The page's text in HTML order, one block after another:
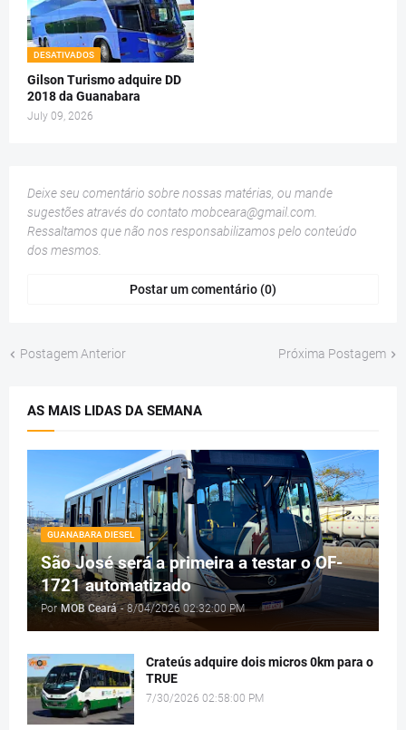
DESATIVADOS
Gilson Turismo adquire DD
2018 da Guanabara
July 09, 2026
Deixe seu comentário sobre nossas matérias, ou mande
sugestões através do contato mobceara@gmail.com
Ressaltamos que não nos responsabilizamos pelo conteúdo
dos mesmos.
Postar um comentário (0)
Postagem Anterior Próxima Postagem
AS MAIS LIDAS DA SEMANA
GUANABARA DIESEL
São José será a primeira a testar o OF-
1721 automatizado
Por MOB Ceará - 8/04/2026 02:32:00 PM
Crateús adquire dois micros 0km para o
TRUE
7/30/2026 02:58:00 PM